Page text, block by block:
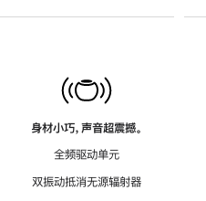
身材小巧，声音超震撼。
全频驱动单元
双振动抵消无源辐射器